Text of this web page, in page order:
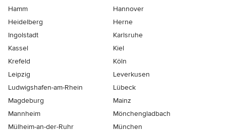
Hamm
Hannover
Heidelberg
Herne
Ingolstadt
Karlsruhe
Kassel
Kiel
Krefeld
Köln
Leipzig
Leverkusen
Ludwigshafen-am-Rhein
Lübeck
Magdeburg
Mainz
Mannheim
Mönchen­gladbach
Mülheim-an-der-Ruhr
München